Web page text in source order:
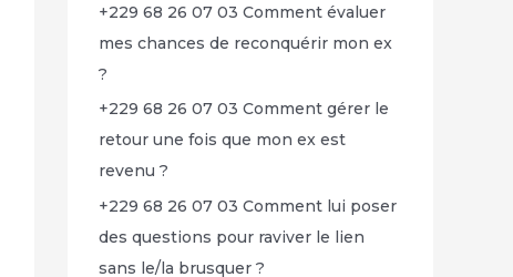
+229 68 26 07 03 Comment évaluer
mes chances de reconquérir mon ex
?
+229 68 26 07 03 Comment gérer le
retour une fois que mon ex est
revenu ?
+229 68 26 07 03 Comment lui poser
des questions pour raviver le lien
sans le/la brusquer ?